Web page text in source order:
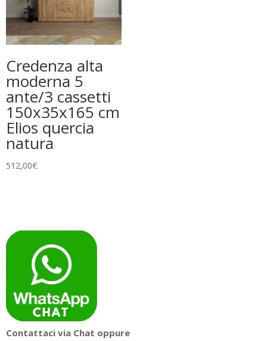
Credenza alta
moderna 5
ante/3 cassetti
150x35x165 cm
Elios quercia
natura
512,00€
Contattaci via Chat oppure